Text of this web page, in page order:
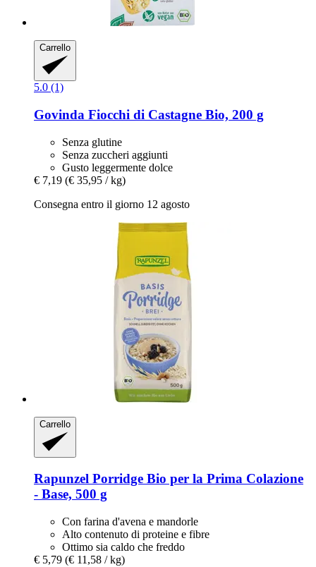
Carrello
5.0 (1)
Govinda Fiocchi di Castagne Bio, 200 g
Senza glutine
Senza zuccheri aggiunti
Gusto leggermente dolce
€ 7,19 (€ 35,95 / kg)
Consegna entro il giorno 12 agosto
Carrello
Rapunzel Porridge Bio per la Prima Colazione
-​ Base, 500 g
Con farina d'avena e mandorle
Alto contenuto di proteine e fibre
Ottimo sia caldo che freddo
€ 5,79 (€ 11,58 / kg)